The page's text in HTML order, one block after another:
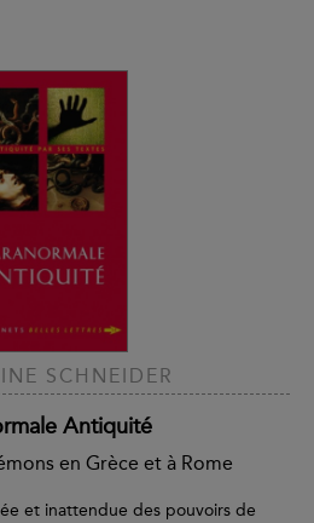
SCHNEIDER
Antiquité
en Grèce et à Rome
et inattendue des pouvoirs de